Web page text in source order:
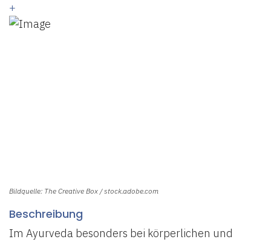
+
Bildquelle: The Creative Box / stock.adobe.com
Beschreibung
Im Ayurveda besonders bei körperlichen und